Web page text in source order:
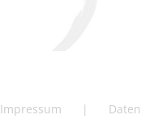
Impressum